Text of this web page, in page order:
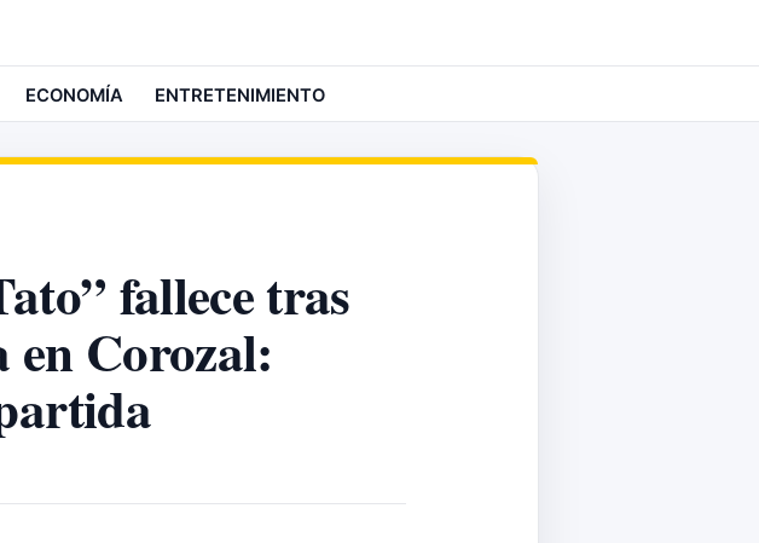
ECONOMÍA ENTRETENIMIENTO
fallece tras
en Corozal: